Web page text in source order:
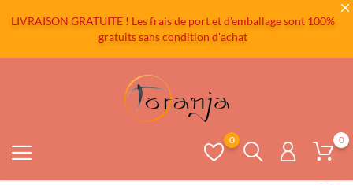
LIVRAISON GRATUITE ! Les frais de port et d'emballage sont 100%
gratuits sans condition d'achat
0
0